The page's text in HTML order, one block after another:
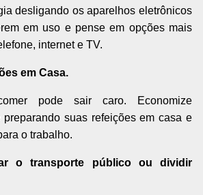
desligando os aparelhos eletrônicos
em uso e pense em opções mais
internet e TV.
em Casa.
pode sair caro. Economize
preparando suas refeições em casa e
o trabalho.
o transporte público ou dividir